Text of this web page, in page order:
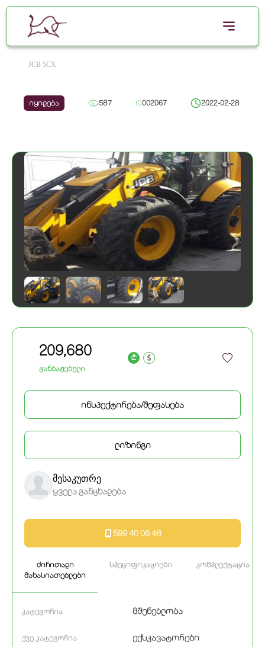
JCB 5CX
იყიდება 587 ID002067 2022-02-28
209,680
განბაჟებული
a
ძირითადი
მახასიათებლები
სპეციფიკაციები კომპლექტაცია
კატეგორია მშენებლობა
ქვე კატეგორია ექსკავატორები
ინსპექტირება/შეფასება
ლიზინგი
მესაკუთრე
ყველა განცხადება
599 40 06 48